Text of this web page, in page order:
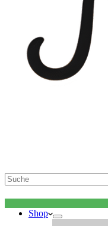
Ergebnisse
Shop